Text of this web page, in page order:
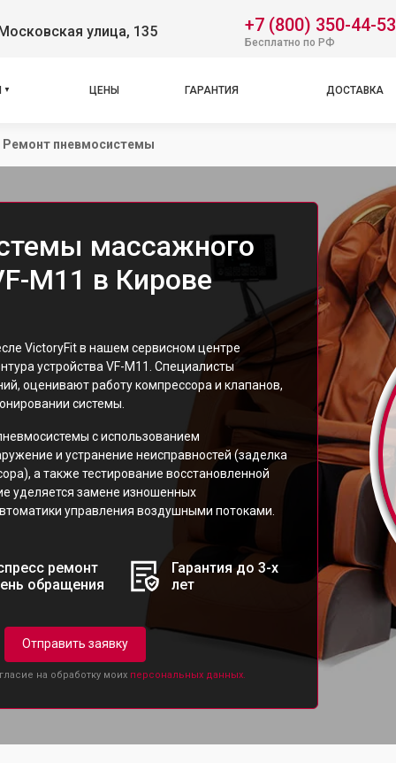
улица, 135 +7 (800) 350-44-53
Бесплатно по РФ
ЦЕНЫ ГАРАНТИЯ ДОСТАВКА
Ремонт пневмосистемы
массажного
M11 в Кирове
VictoryFit в нашем сервисном центре
устройства VF-M11. Специалисты
оценивают работу компрессора и клапанов,
системы.
с использованием
и устранение неисправностей (заделка
а также тестирование восстановленной
уделяется замене изношенных
управления воздушными потоками.
ремонт
обращения
Гарантия до 3-х
лет
Отправить заявку
на обработку моих персональных данных.